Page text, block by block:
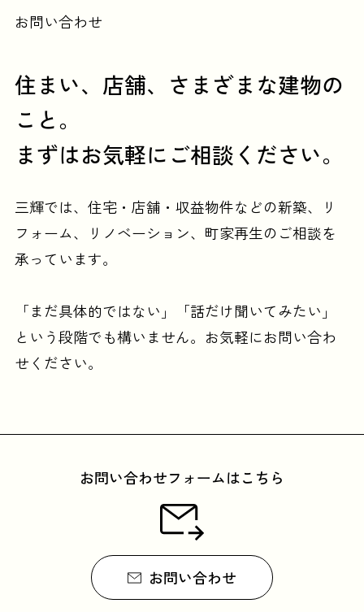
お問い合わせ
住まい、店舗、さまざまな建物の
こと。
まずはお気軽にご相談ください。
三輝では、住宅・店舗・収益物件などの新築、リ
フォーム、リノベーション、町家再生のご相談を
承っています。
「まだ具体的ではない」「話だけ聞いてみたい」
という段階でも構いません。 お気軽にお問い合わ
せください。
お問い合わせフォームはこちら
お問い合わせ